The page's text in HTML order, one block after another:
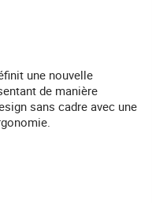
une nouvelle
de manière
sans cadre avec une